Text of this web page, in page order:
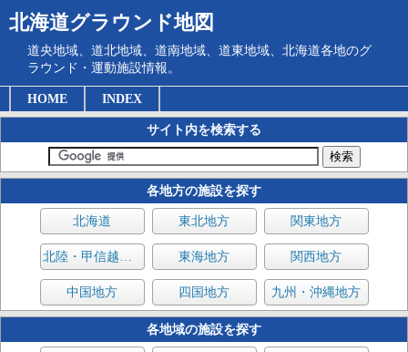
北海道グラウンド地図
道央地域、道北地域、道南地域、道東地域、北海道各地のグ
ラウンド・運動施設情報。
HOME INDEX
サイト内を検索する
各地方の施設を探す
北海道 東北地方 関東地方
北陸・甲信越地方 東海地方 関西地方
中国地方 四国地方 九州・沖縄地方
各地域の施設を探す